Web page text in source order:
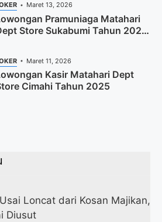
Maret 13, 2026
Pramuniaga Matahari
Store Sukabumi Tahun 2025
Maret 11, 2026
Kasir Matahari Dept
Cimahi Tahun 2025
Loncat dari Kosan Majikan,
Diusut